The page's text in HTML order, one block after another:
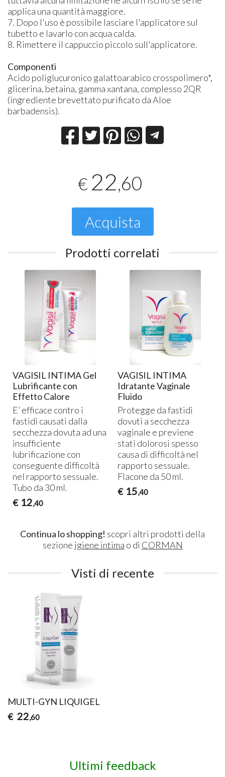
applica una quantità maggiore.
7. Dopo l'uso è possibile lasciare l'applicatore sul
tubetto e lavarlo con acqua calda.
8. Rimettere il cappuccio piccolo sull'applicatore.
Componenti
Acido poliglucuronico galattoarabico crosspolimero*,
glicerina, betaina, gamma xantana, complesso 2QR
(ingrediente brevettato purificato da Aloe
barbadensis).
€ 22,60
Acquista
Prodotti correlati
VAGISIL INTIMA Gel
Lubrificante con
Effetto Calore
E’ efficace contro i
fastidi causati dalla
secchezza dovuta ad una
insufficiente
lubrificazione con
conseguente difficoltà
nel rapporto sessuale.
Tubo da 30 ml.
€ 12,40
VAGISIL INTIMA
Idratante Vaginale
Fluido
Protegge da fastidi
dovuti a secchezza
vaginale e previene
stati dolorosi spesso
causa di difficoltà nel
rapporto sessuale.
Flacone da 50 ml.
€ 15,40
Continua lo shopping! scopri altri prodotti della
sezione igiene intima o di CORMAN
Visti di recente
MULTI-GYN LIQUIGEL
€ 22,60
Ultimi feedback